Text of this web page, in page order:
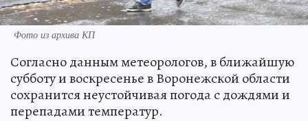
Фото из архива КП
Согласно данным метеорологов, в ближайшую
субботу и воскресенье в Воронежской области
сохранится неустойчивая погода с дождями и
перепадами температур.